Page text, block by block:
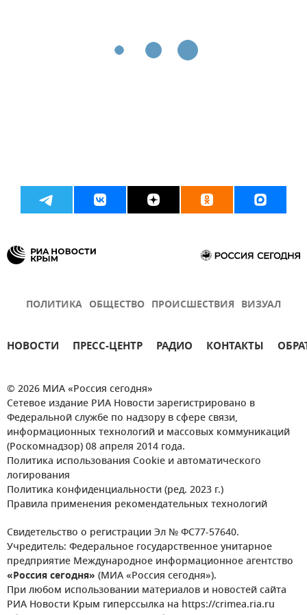
ПОЛИТИКА ОБЩЕСТВО ПРОИСШЕСТВИЯ ВИЗУАЛ
НОВОСТИ ПРЕСС-ЦЕНТР РАДИО КОНТАКТЫ
© 2026 МИА «Россия сегодня»
Сетевое издание РИА Новости зарегистрировано в
Федеральной службе по надзору в сфере связи,
информационных технологий и массовых коммуникаций
(Роскомнадзор) 08 апреля 2014 года.
Политика использования Cookie и автоматического
логирования
Политика конфиденциальности (ред. 2023 г.)
Правила применения рекомендательных технологий
Свидетельство о регистрации Эл № ФС77-57640.
Учредитель: Федеральное государственное унитарное
предприятие Международное информационное агентство
«Россия сегодня» (МИА «Россия сегодня»).
При любом использовании материалов и новостей сайта
РИА Новости Крым гиперссылка на https://crimea.ria.ru